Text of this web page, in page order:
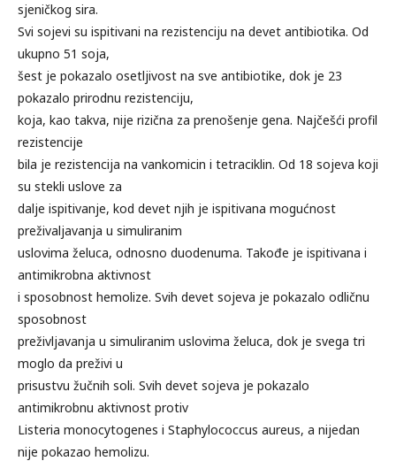
sjeničkog sira.
Svi sojevi su ispitivani na rezistenciju na devet antibiotika. Od
ukupno 51 soja,
šest je pokazalo osetljivost na sve antibiotike, dok je 23
pokazalo prirodnu rezistenciju,
koja, kao takva, nije rizična za prenošenje gena. Najčešći profil
rezistencije
bila je rezistencija na vankomicin i tetraciklin. Od 18 sojeva koji
su stekli uslove za
dalje ispitivanje, kod devet njih je ispitivana mogućnost
preživaljavanja u simuliranim
uslovima želuca, odnosno duodenuma. Takođe je ispitivana i
antimikrobna aktivnost
i sposobnost hemolize. Svih devet sojeva je pokazalo odličnu
sposobnost
preživljavanja u simuliranim uslovima želuca, dok je svega tri
moglo da preživi u
prisustvu žučnih soli. Svih devet sojeva je pokazalo
antimikrobnu aktivnost protiv
Listeria monocytogenes i Staphylococcus aureus, a nijedan
nije pokazao hemolizu.